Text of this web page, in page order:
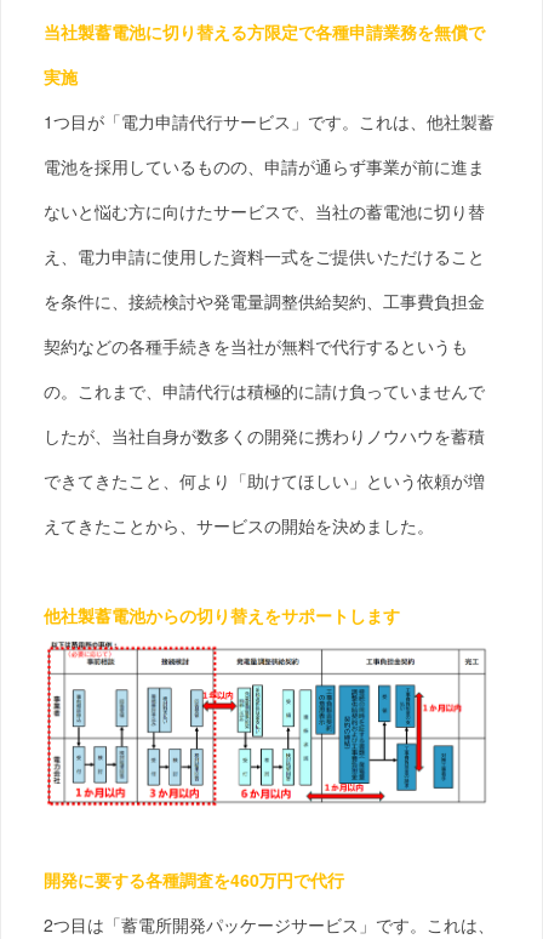
当社製蓄電池に切り替える方限定で各種申請業務を無償で
実施
1つ目が「電力申請代行サービス」です。これは、他社製蓄
電池を採用しているものの、申請が通らず事業が前に進ま
ないと悩む方に向けたサービスで、当社の蓄電池に切り替
え、電力申請に使用した資料一式をご提供いただけること
を条件に、接続検討や発電量調整供給契約、工事費負担金
契約などの各種手続きを当社が無料で代行するというも
の。これまで、申請代行は積極的に請け負っていませんで
したが、当社自身が数多くの開発に携わりノウハウを蓄積
できてきたこと、何より「助けてほしい」という依頼が増
えてきたことから、サービスの開始を決めました。
他社製蓄電池からの切り替えをサポートします
開発に要する各種調査を460万円で代行
2つ目は「蓄電所開発パッケージサービス」です。これは、